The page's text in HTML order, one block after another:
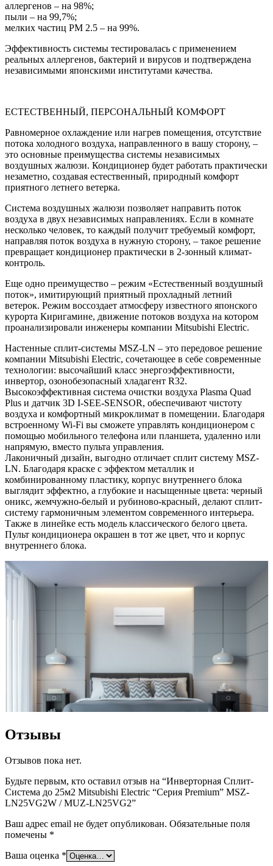
аллергенов – на 98%;
пыли – на 99,7%;
мелких частиц PM 2.5 – на 99%.
Эффективность системы тестировалась с применением
реальных аллергенов, бактерий и вирусов и подтверждена
независимыми японскими институтами качества.
ЕСТЕСТВЕННЫЙ, ПЕРСОНАЛЬНЫЙ КОМФОРТ
Равномерное охлаждение или нагрев помещения, отсутствие
потока холодного воздуха, направленного в вашу сторону, –
это основные преимущества системы независимых
воздушных жалюзи. Кондиционер будет работать практически
незаметно, создавая естественный, природный комфорт
приятного летнего ветерка.
Система воздушных жалюзи позволяет направить поток
воздуха в двух независимых направлениях. Если в комнате
несколько человек, то каждый получит требуемый комфорт,
направляя поток воздуха в нужную сторону, – такое решение
превращает кондиционер практически в 2-зонный климат-
контроль.
Еще одно преимущество – режим «Естественный воздушный
поток», имитирующий приятный прохладный летний
ветерок. Режим воссоздает атмосферу известного японского
курорта Киригамине, движение потоков воздуха на котором
проанализировали инженеры компании Mitsubishi Electric.
Настенные сплит-системы MSZ-LN – это передовое решение
компании Mitsubishi Electric, сочетающее в себе современные
технологии: высочайший класс энергоэффективности,
инвертор, озонобезопасный хладагент R32.
Высокоэффективная система очистки воздуха Plasma Quad
Plus и датчик 3D I-SEE-SENSOR, обеспечивают чистоту
воздуха и комфортный микроклимат в помещении. Благодаря
встроенному Wi-Fi вы сможете управлять кондиционером с
помощью мобильного телефона или планшета, удаленно или
напрямую, вместо пульта управления.
Лаконичный дизайн, выгодно отличает сплит систему MSZ-
LN. Благодаря краске с эффектом металлик и
комбинированному пластику, корпус внутреннего блока
выглядит эффектно, а глубокие и насыщенные цвета: черный
оникс, жемчужно-белый и рубиново-красный, делают сплит-
систему гармоничным элементом современного интерьера.
Также в линейке есть модель классического белого цвета.
Пульт кондиционера окрашен в тот же цвет, что и корпус
внутреннего блока.
Отзывы
Отзывов пока нет.
Будьте первым, кто оставил отзыв на “Инверторная Сплит-
Система до 25м2 Mitsubishi Electric “Серия Premium” MSZ-
LN25VG2W / MUZ-LN25VG2”
Ваш адрес email не будет опубликован. Обязательные поля
помечены *
Ваша оценка *